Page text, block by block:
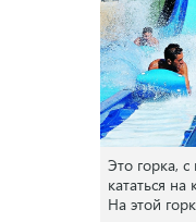
Это горка,
кататься
На этой